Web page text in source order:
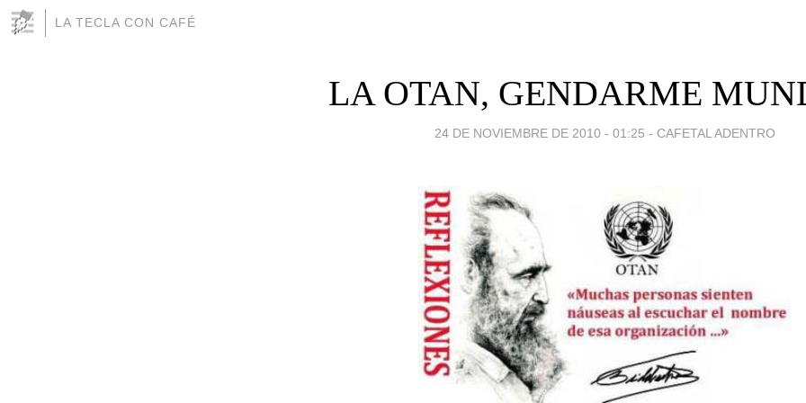
LA TECLA CON CAFÉ
LA OTAN, GENDARME
24 DE NOVIEMBRE DE 2010 - 01:25 - CAFETAL ADENTRO